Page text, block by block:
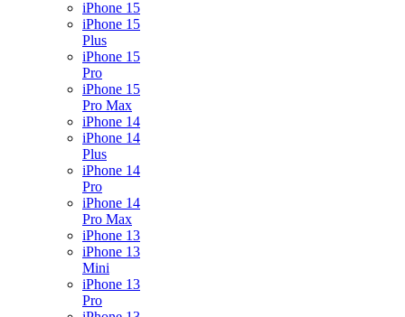
iPhone 15
iPhone 15
Plus
iPhone 15
Pro
iPhone 15
Pro Max
iPhone 14
iPhone 14
Plus
iPhone 14
Pro
iPhone 14
Pro Max
iPhone 13
iPhone 13
Mini
iPhone 13
Pro